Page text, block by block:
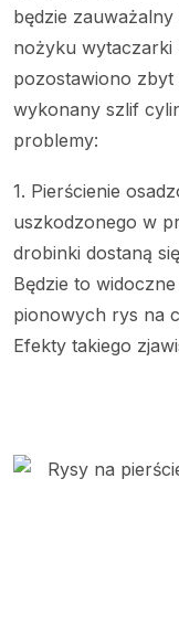
będzie
nożyku wytaczarki
pozostawiono zbyt
wykonany szlif
problemy:
1. Pierścienie
uszkodzonego w
drobinki dostaną
Będzie to
pionowych rys na
Efekty takiego